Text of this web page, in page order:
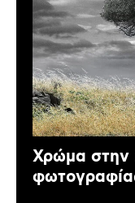
Χρώμα στην